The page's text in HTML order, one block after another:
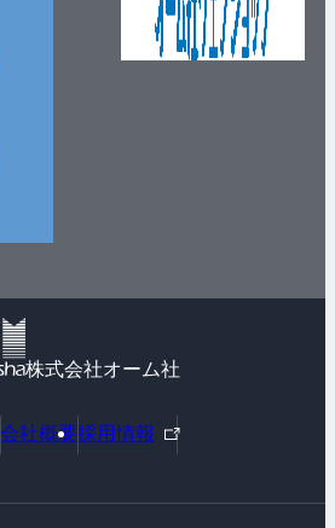
株式会社オーム社
会社概要採用情報
外
部
ン